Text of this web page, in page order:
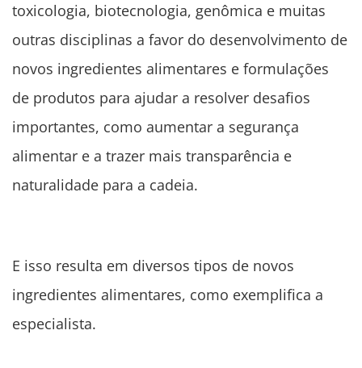
toxicologia, biotecnologia, genômica e muitas
outras disciplinas a favor do desenvolvimento de
novos ingredientes alimentares e formulações
de produtos para ajudar a resolver desafios
importantes, como aumentar a segurança
alimentar e a trazer mais transparência e
naturalidade para a cadeia.
E isso resulta em diversos tipos de novos
ingredientes alimentares, como exemplifica a
especialista.